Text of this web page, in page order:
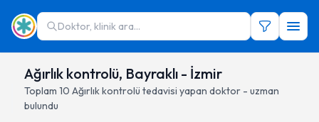
Doktor, klinik ara...
Ağırlık kontrolü, Bayraklı - İzmir
Toplam 10 Ağırlık kontrolü tedavisi yapan doktor - uzman
bulundu